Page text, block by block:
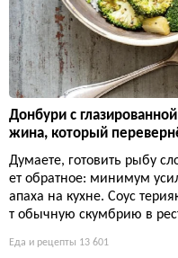
Донбури с
жина, который
Думаете, готовить рыбу
ет обратное: минимум
апаха на кухне. Соус
т обычную скумбрию в
Еда и рецепты 13 601